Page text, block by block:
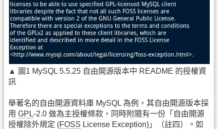
▲ 圖1 MySQL 5.5.25 自由開源版本中 README 的授權資
訊
舉著名的自由開源資料庫 MySQL 為例，其自由開源版本採
用 GPL-2.0 做為主授權條款，同時附隨有一份「自由開源
授權除外規定 (FOSS License Exception)」（註四）。如